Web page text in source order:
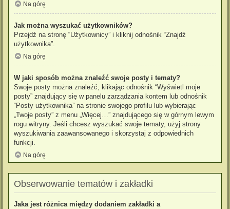
Na górę
Jak można wyszukać użytkowników?
Przejdź na stronę “Użytkownicy” i kliknij odnośnik “Znajdź
użytkownika”.
Na górę
W jaki sposób można znaleźć swoje posty i tematy?
Swoje posty można znaleźć, klikając odnośnik “Wyświetl moje
posty” znajdujący się w panelu zarządzania kontem lub odnośnik
“Posty użytkownika” na stronie swojego profilu lub wybierając
„Twoje posty” z menu „Więcej…” znajdującego się w górnym lewym
rogu witryny. Jeśli chcesz wyszukać swoje tematy, użyj strony
wyszukiwania zaawansowanego i skorzystaj z odpowiednich
funkcji.
Na górę
Obserwowanie tematów i zakładki
Jaka jest różnica między dodaniem zakładki a